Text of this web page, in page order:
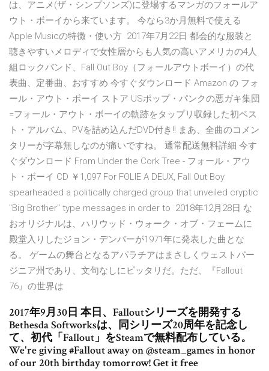
は、アニメ(ザ・シンプソンズ)に登場するマンガのフォールア
ウト・ボーイから来ています。 今なら3か月無料で使える
Apple Musicの特徴・使い方 2017年7月22日 都会的な服装と
聴きやすいメロディで女性層からも人気の高いアメリカの4人
組ロックバンド、Fall Out Boy（フォールアウトボーイ）の代
表曲、定番曲、おすすめ 今すぐダウンロード Amazon の フォ
ール・アウト・ボーイ ストア USポップ・パンクの悪ガキ集団
=フォール・アウト・ボーイの軌跡をタップリ収録した初ベス
ト・アルバム、PVを詰め込んだDVD付き!! まあ、全曲のコメン
タリーが字幕無しなのが痛いですね。 通常配送無料詳細 今す
ぐダウンロード From Under the Cork Tree - フォール・アウ
ト・ボーイ CD ￥1,097 For FOLIE A DEUX, Fall Out Boy
spearheaded a politically charged group that unveiled cryptic
"Big Brother" type messages in order to 2018年12月28日 な
おオリジナルは、ハリウッド・ウォーク・オブ・フェームに
殿堂入りしたジョン・デンバーが1971年に発表した曲とな
る。 ゲームの舞台となるアパラチアはまさしくウェストバー
ジニア州であり、文句なしにピッタリだ。ただ、『Fallout
76』の世界は
2017年9月30日 本日、Falloutシリーズを開発する
Bethesda Softworksは、同シリーズ20周年を記念し
て、初代「Fallout」をSteamで無料配布している。
We're giving #Fallout away on @steam_games in honor
of our 20th birthday tomorrow! Get it free